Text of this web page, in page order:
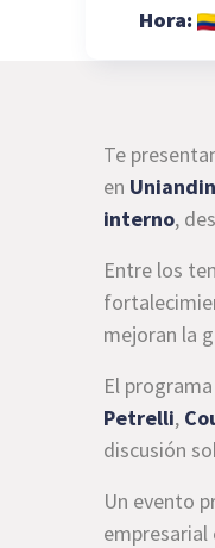
Hora:
Te
en
interno,
Entre los
mejoran la
El
Petrelli,
discusión
Un evento
empresarial